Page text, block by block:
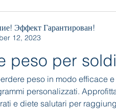
Эффект Гарантирован!
12, 2023
peso per soldi
peso in modo efficace
personalizzati.
e diete salutari per